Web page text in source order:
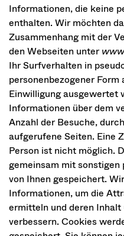
Informationen, die keine
enthalten. Wir möchten
Zusammenhang mit der
den Webseiten unter
Ihr Surfverhalten in
personenbezogener
Einwilligung ausgewertet
Informationen über dem
Anzahl der Besuche,
aufgerufene Seiten. Eine
Person ist nicht möglich.
gemeinsam mit sonstigen
von Ihnen gespeichert.
Informationen, um die
ermitteln und deren
verbessern. Cookies